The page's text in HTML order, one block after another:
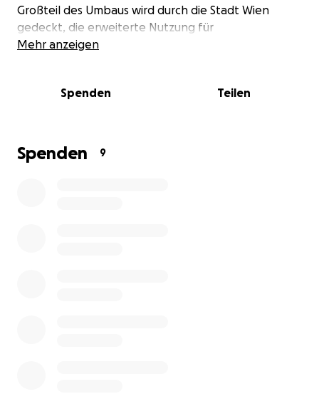
Großteil des Umbaus wird durch die Stadt Wien
gedeckt, die erweiterte Nutzung für
Bewohner:innen und Angestellte teilfinanzieren wir.
Jeder Euro zählt - denn kulturelle Teilhabe ist
Mehr anzeigen
Spenden Teilen
Spenden 9